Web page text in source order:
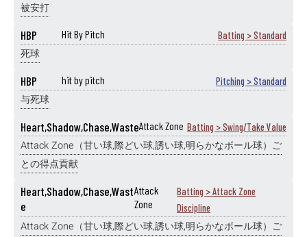
被安打
HBP Hit By Pitch Batting > Standard
死球
HBP hit by pitch Pitching > Standard
与死球
Heart,Shadow,Chase,WasteAttack Zone Batting > Swing/Take Value
Attack Zone（甘い球,際どい球,誘い球,明らかなボール球）ご
との得点貢献
Heart,Shadow,Chase,Wast
e
Attack
Zone
Batting > Attack Zone
Discipline
Attack Zone（甘い球,際どい球,誘い球,明らかなボール球）ご